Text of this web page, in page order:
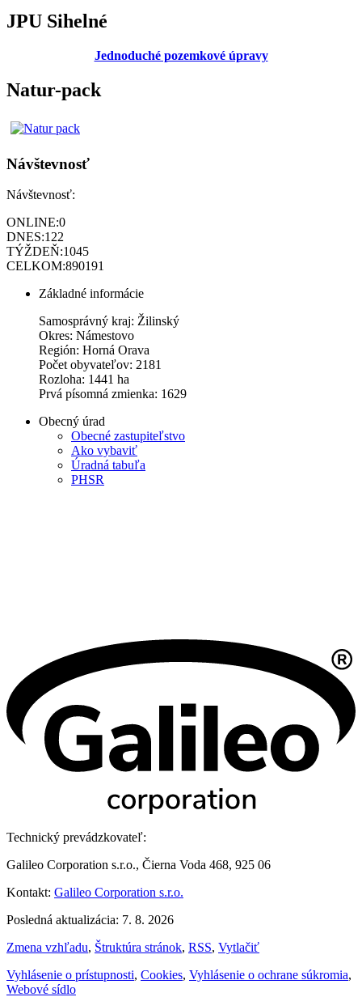
JPU Sihelné
Jednoduché pozemkové úpravy
Natur-pack
Návštevnosť
Návštevnosť:
ONLINE:0
DNES:122
TÝŽDEŇ:1045
CELKOM:890191
Základné informácie
Samosprávný kraj: Žilinský
Okres: Námestovo
Región: Horná Orava
Počet obyvateľov: 2181
Rozloha: 1441 ha
Prvá písomná zmienka: 1629
Obecný úrad
Obecné zastupiteľstvo
Ako vybaviť
Úradná tabuľa
PHSR
Technický prevádzkovateľ:
Galileo Corporation s.r.o., Čierna Voda 468, 925 06
Kontakt: Galileo Corporation s.r.o.
Posledná aktualizácia: 7. 8. 2026
Zmena vzhľadu, Štruktúra stránok, RSS, Vytlačiť
Vyhlásenie o prístupnosti, Cookies, Vyhlásenie o ochrane súkromia,
Webové sídlo